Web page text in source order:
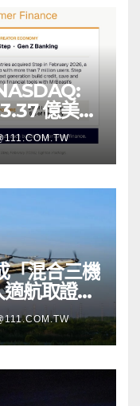
億美
枚以太
枚 WLD 代
「混合三機
航取證階